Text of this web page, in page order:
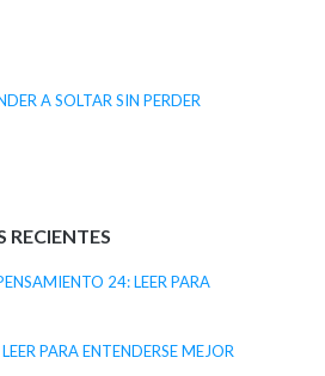
A SOLTAR SIN PERDER
24: LEER PARA
PARA ENTENDERSE MEJOR